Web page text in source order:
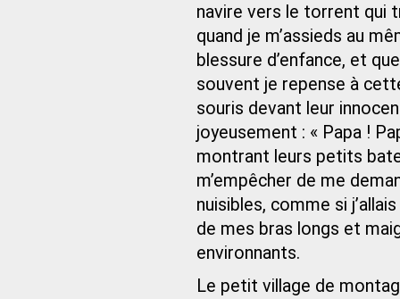
navire vers le torrent qui
quand je m’assieds au
blessure d’enfance, et
souvent je repense à
souris devant leur
joyeusement : « Papa !
montrant leurs petits
m’empêcher de me
nuisibles, comme si
de mes bras longs et
environnants.
Le petit village de